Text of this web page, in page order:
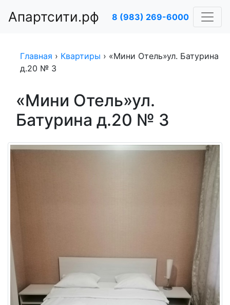
Апартсити.рф 8 (983) 269-6000
Главная › Квартиры › «Мини Отель»ул. Батурина
д.20 № 3
«Мини Отель»ул.
Батурина д.20 № 3